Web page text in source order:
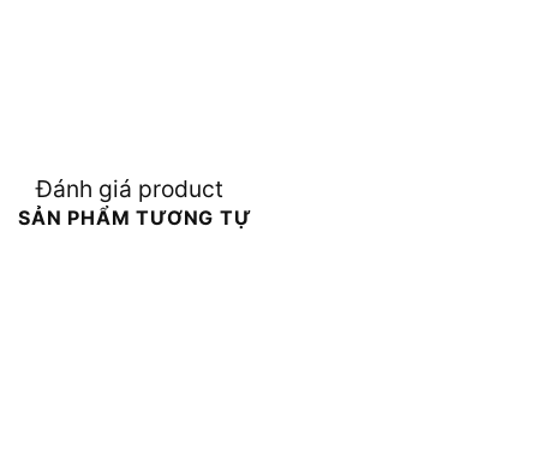
Đánh giá product
SẢN PHẨM TƯƠNG TỰ